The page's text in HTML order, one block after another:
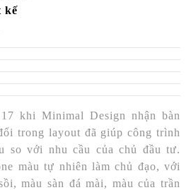
khi Minimal Design nhận bàn
trong layout đã giúp công trình
so với nhu cầu của chủ đầu tư.
màu tự nhiên làm chủ đạo, với
màu sàn đá mài, màu của trần